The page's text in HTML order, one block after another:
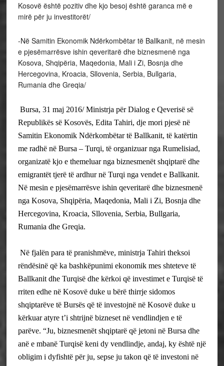
Kosovë është pozitiv dhe kjo besoj është garanca më e
mirë për ju investitorët/
-Në Samitin Ekonomik Ndërkombëtar të Ballkanit, në mesin
e pjesëmarrësve ishin qeveritarë dhe biznesmenë nga
Kosova, Shqipëria, Maqedonia, Mali i Zi, Bosnja dhe
Hercegovina, Kroacia, Sllovenia, Serbia, Bullgaria,
Rumania dhe Greqia/
Bursa, 31 maj 2016/Ministrja për Dialog e Qeverisë së
Republikës së Kosovës, Edita Tahiri, dje mori pjesë në
Samitin Ekonomik Ndërkombëtar të Ballkanit, të katërtin
me radhë në Bursa – Turqi, të organizuar nga Rumelisiad,
organizatë kjo e themeluar nga biznesmenët shqiptarë dhe
emigrantët tjerë të ardhur në Turqi nga vendet e Ballkanit.
Në mesin e pjesëmarrësve ishin qeveritarë dhe biznesmenë
nga Kosova, Shqipëria, Maqedonia, Mali i Zi, Bosnja dhe
Hercegovina, Kroacia, Sllovenia, Serbia, Bullgaria,
Rumania dhe Greqia.
Në fjalën para të pranishmëve, ministrja Tahiri theksoi
rëndësinë që ka bashkëpunimi ekonomik mes shteteve të
Ballkanit dhe Turqisë dhe kërkoi që investimet e Turqisë të
rriten edhe në Kosovë duke u bërë thirrje sidomos
shqiptarëve të Bursës që të investojnë në Kosovë duke u
kërkuar atyre t’i shtrijnë bizneset në vendlindjen e të
parëve. “Ju, biznesmenët shqiptarë që jetoni në Bursa dhe
anë e mbanë Turqisë keni dy vendlindje, andaj, ky është një
obligim i dyfishtë për ju, sepse ju takon që të investoni në